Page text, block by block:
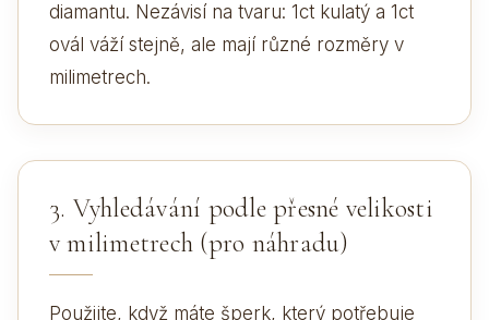
diamantu. Nezávisí na tvaru: 1ct kulatý a 1ct
ovál váží stejně, ale mají různé rozměry v
milimetrech.
3. Vyhledávání podle přesné velikosti
v milimetrech (pro náhradu)
Použijte, když máte šperk, který potřebuje